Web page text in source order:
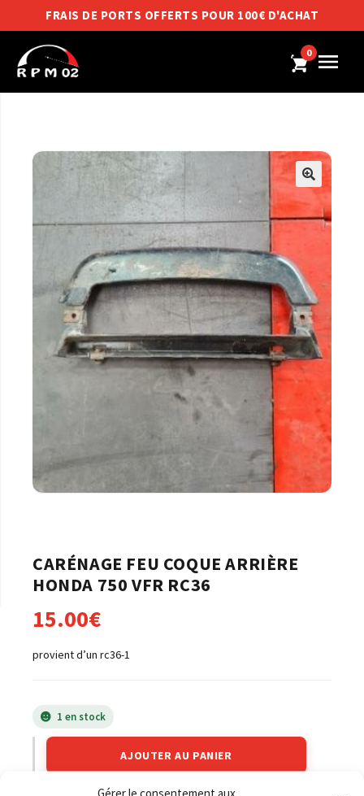
Gérer le consentement aux
FRAIS DE PORTS OFFERTS POUR 100€ D'ACHAT
0
CARÉNAGE FEU COQUE ARRIÈRE
HONDA 750 VFR RC36
15.00€
provient d’un rc36-1
1 en stock
AJOUTER AU PANIER